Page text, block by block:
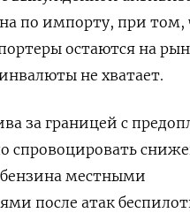
по импорту, при том,
остаются на
не хватает.
за границей с
спровоцировать
местными
после атак